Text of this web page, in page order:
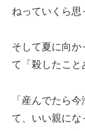
ねっていくら思
そして夏に向か
て「殺したこと
「産んでたら
て、いい親にな